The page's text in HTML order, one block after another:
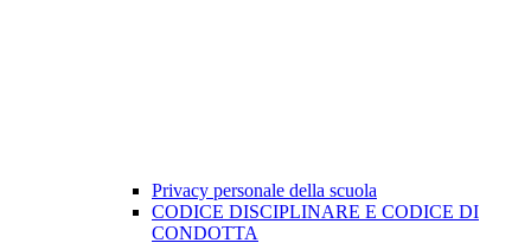
Privacy personale della scuola
CODICE DISCIPLINARE E CODICE DI
CONDOTTA